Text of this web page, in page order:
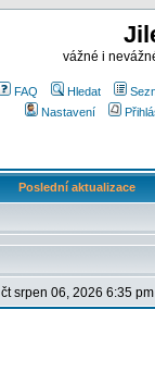
vážné i
FAQ Hledat
Nastavení
Poslední aktualizace
čt srpen 06, 2026 6:35 pm